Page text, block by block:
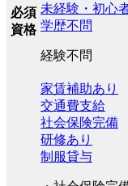
必須
資格
未経験・初心
学歴不問
経験不問
家賃補助あり
交通費支給
社会保険完備
研修あり
制服貸与